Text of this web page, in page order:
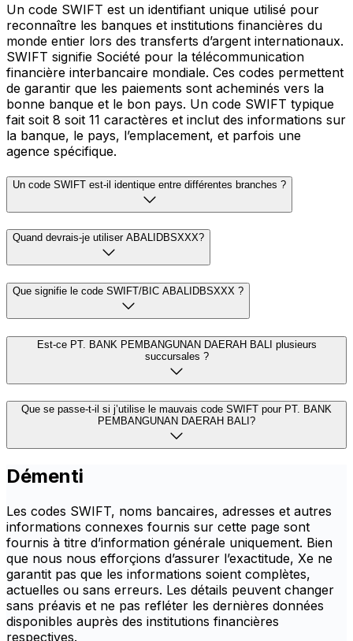
Un code SWIFT est un identifiant unique utilisé pour
reconnaître les banques et institutions financières du
monde entier lors des transferts d’argent internationaux.
SWIFT signifie Société pour la télécommunication
financière interbancaire mondiale. Ces codes permettent
de garantir que les paiements sont acheminés vers la
bonne banque et le bon pays. Un code SWIFT typique
fait soit 8 soit 11 caractères et inclut des informations sur
la banque, le pays, l’emplacement, et parfois une
agence spécifique.
Un code SWIFT est-il identique entre différentes branches ?
Quand devrais-je utiliser ABALIDBSXXX?
Que signifie le code SWIFT/BIC ABALIDBSXXX ?
Est-ce PT. BANK PEMBANGUNAN DAERAH BALI plusieurs
succursales ?
Que se passe-t-il si j’utilise le mauvais code SWIFT pour PT. BANK
PEMBANGUNAN DAERAH BALI?
Démenti
Les codes SWIFT, noms bancaires, adresses et autres
informations connexes fournis sur cette page sont
fournis à titre d’information générale uniquement. Bien
que nous nous efforçions d’assurer l’exactitude, Xe ne
garantit pas que les informations soient complètes,
actuelles ou sans erreurs. Les détails peuvent changer
sans préavis et ne pas refléter les dernières données
disponibles auprès des institutions financières
respectives.